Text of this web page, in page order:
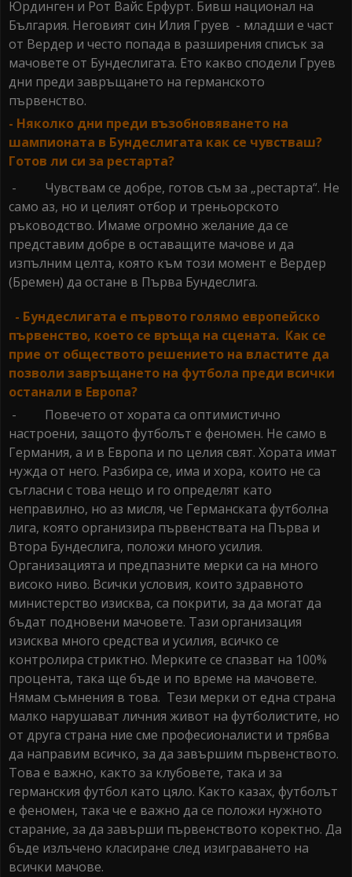
Юрдинген и Рот Вайс Ерфурт. Бивш национал на
България. Неговият син Илия Груев - младши е част
от Вердер и често попада в разширения списък за
мачовете от Бундеслигата. Ето какво сподели Груев
дни преди завръщането на германското
първенство.
- Няколко дни преди възобновяването на
шампионата в Бундеслигата как се чувстваш?
Готов ли си за рестарта?
- Чувствам се добре, готов съм за „рестарта“. Не
само аз, но и целият отбор и треньорското
ръководство. Имаме огромно желание да се
представим добре в оставащите мачове и да
изпълним целта, която към този момент е Вердер
(Бремен) да остане в Първа Бундеслига.
- Бундеслигата е първото голямо европейско
първенство, което се връща на сцената. Как се
прие от обществото решението на властите да
позволи завръщането на футбола преди всички
останали в Европа?
- Повечето от хората са оптимистично
настроени, защото футболът е феномен. Не само в
Германия, а и в Европа и по целия свят. Хората имат
нужда от него. Разбира се, има и хора, които не са
съгласни с това нещо и го определят като
неправилно, но аз мисля, че Германската футболна
лига, която организира първенствата на Първа и
Втора Бундеслига, положи много усилия.
Организацията и предпазните мерки са на много
високо ниво. Всички условия, които здравното
министерство изисква, са покрити, за да могат да
бъдат подновени мачовете. Тази организация
изисква много средства и усилия, всичко се
контролира стриктно. Мерките се спазват на 100%
процента, така ще бъде и по време на мачовете.
Нямам съмнения в това. Тези мерки от една страна
малко нарушават личния живот на футболистите, но
от друга страна ние сме професионалисти и трябва
да направим всичко, за да завършим първенството.
Това е важно, както за клубовете, така и за
германския футбол като цяло. Както казах, футболът
е феномен, така че е важно да се положи нужното
старание, за да завърши първенството коректно. Да
бъде излъчено класиране след изиграването на
всички мачове.